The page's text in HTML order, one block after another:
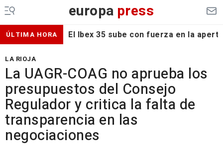
europa press
ÚLTIMA HORA El Ibex 35 sube con fuerza en la
LA RIOJA
La UAGR-COAG no aprueba los
presupuestos del Consejo
Regulador y critica la falta de
transparencia en las
negociaciones